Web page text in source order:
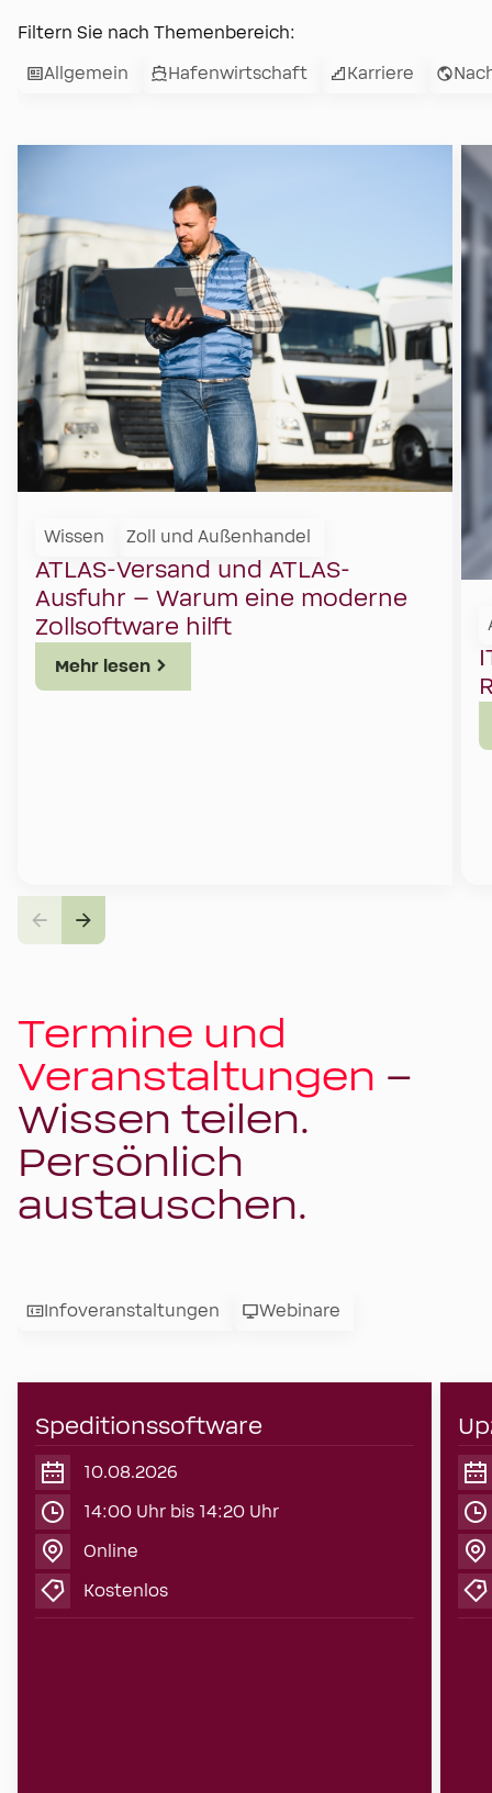
Filtern Sie nach Themenbereich:
Allgemein Hafenwirtschaft Karriere
Wissen Zoll und Außenhandel
ATLAS-Versand und ATLAS-
Ausfuhr – Warum eine moderne
Zollsoftware hilft
Mehr lesen
Termine und
Veranstaltungen –
Wissen teilen.
Persönlich
austauschen.
Infoveranstaltungen Webinare
August
Speditionssoftware
10.08.2026
14:00 Uhr bis 14:20 Uhr
Online
Kostenlos